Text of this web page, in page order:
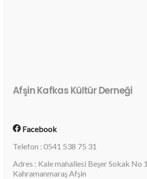
Afşin Kafkas Kültür Derneği
Facebook
Telefon : 0541 538 75 31
Adres : Kale mahallesi Beşer Sokak No 1
Kahramanmaraş Afşin